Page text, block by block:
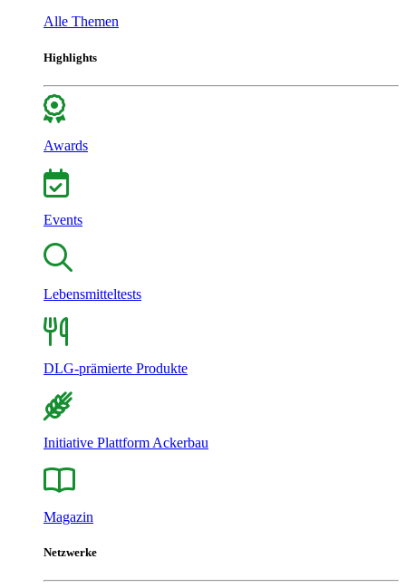
Alle Themen
Highlights
Awards
Events
Lebensmitteltests
DLG-prämierte Produkte
Initiative Plattform Ackerbau
Magazin
Netzwerke